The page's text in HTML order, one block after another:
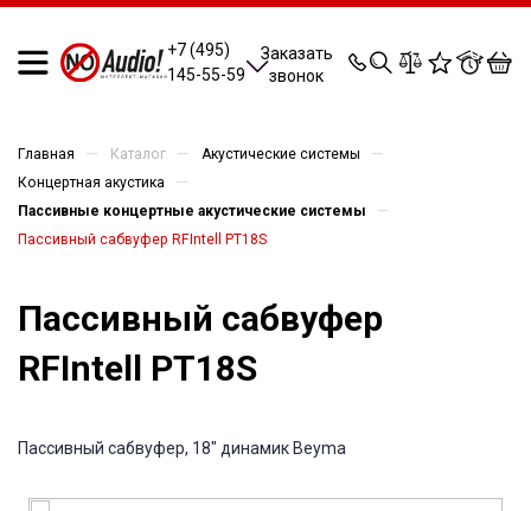
+7 (495)
145-55-59
Заказать
звонок
0 0 0 0
Главная — Каталог — Акустические системы —
Концертная акустика —
Пассивные концертные акустические системы —
Пассивный сабвуфер RFIntell PT18S
Пассивный сабвуфер
RFIntell PT18S
Пассивный сабвуфер, 18" динамик Beyma